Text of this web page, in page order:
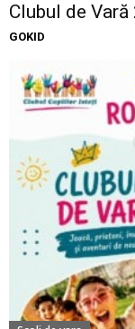
Clubul de
GOKID